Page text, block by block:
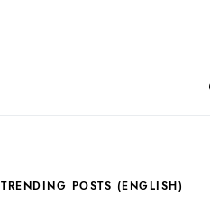
TRENDING POSTS (ENGLISH)